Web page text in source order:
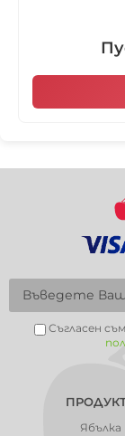
Съгласен
Ябълка